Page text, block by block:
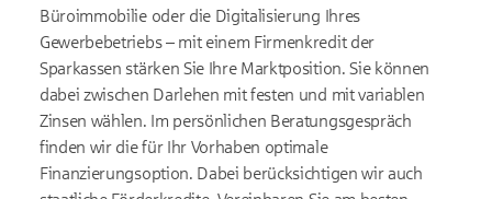
Büroimmobilie oder die Digitalisierung Ihres
Gewerbebetriebs – mit einem Firmenkredit der
Sparkassen stärken Sie Ihre Marktposition. Sie können
dabei zwischen Darlehen mit festen und mit variablen
Zinsen wählen. Im persönlichen Beratungsgespräch
finden wir die für Ihr Vorhaben optimale
Finanzierungsoption. Dabei berücksichtigen wir auch